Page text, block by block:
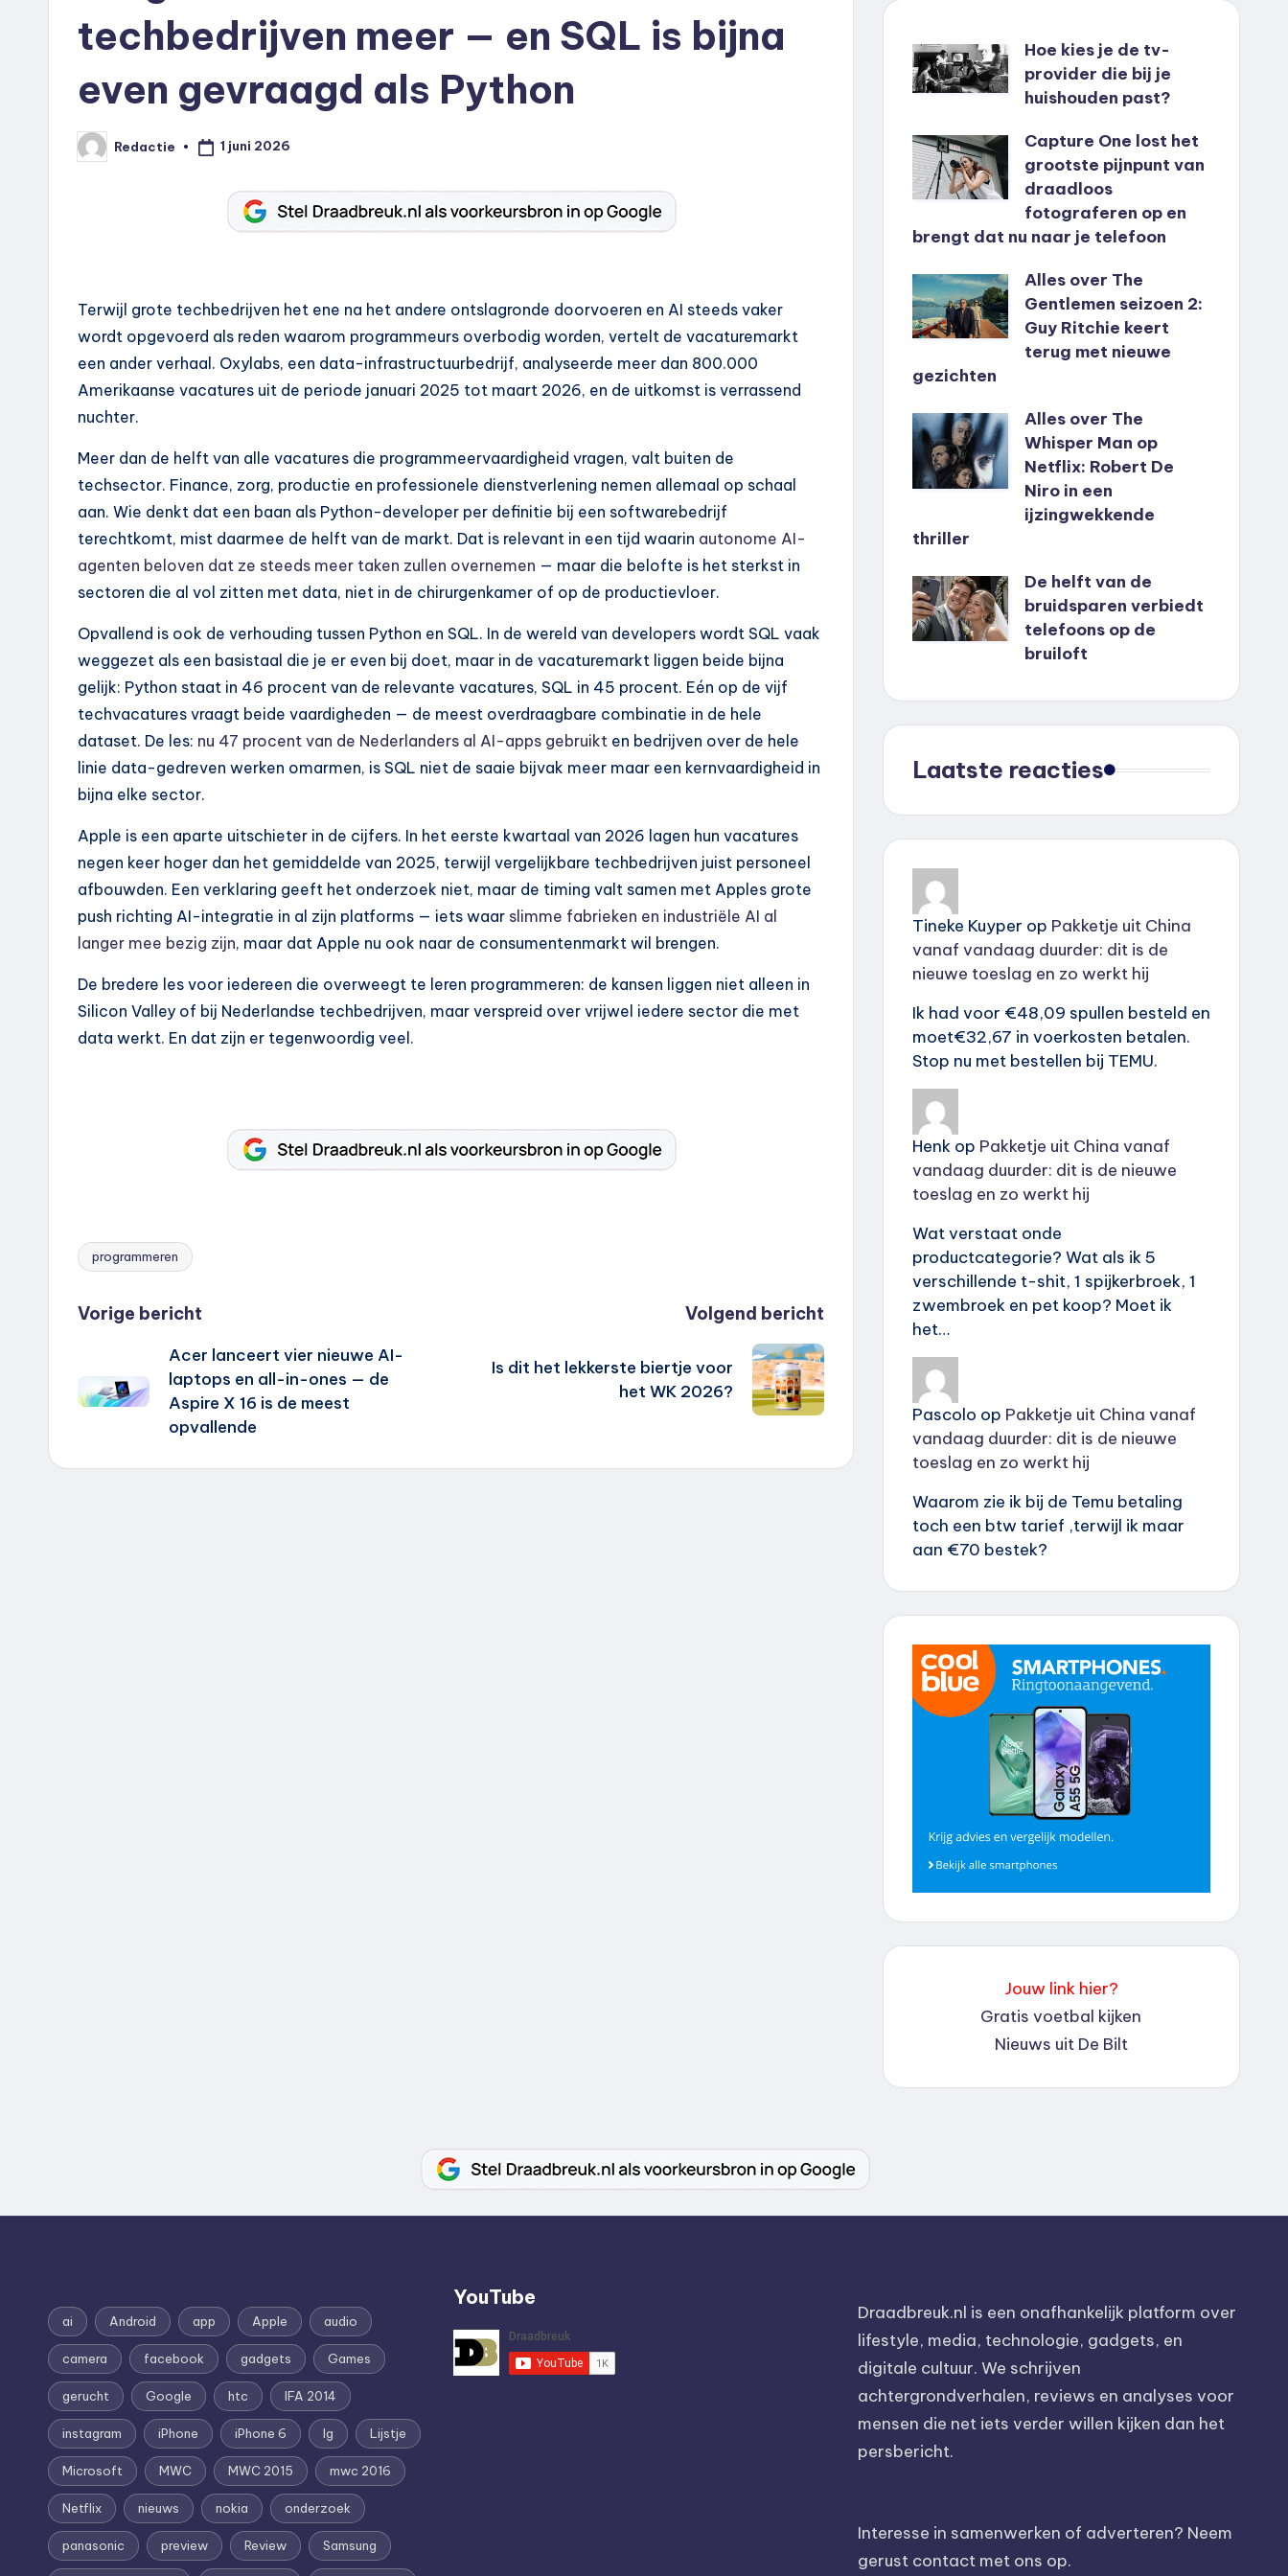
techbedrijven meer — en SQL is bijna
even gevraagd als Python
Geplaatst
door
Redactie 1 juni 2026
Terwijl grote techbedrijven het ene na het andere ontslagronde doorvoeren en AI steeds vaker
wordt opgevoerd als reden waarom programmeurs overbodig worden, vertelt de vacaturemarkt
een ander verhaal. Oxylabs, een data-infrastructuurbedrijf, analyseerde meer dan 800.000
Amerikaanse vacatures uit de periode januari 2025 tot maart 2026, en de uitkomst is verrassend
nuchter.
Meer dan de helft van alle vacatures die programmeervaardigheid vragen, valt buiten de
techsector. Finance, zorg, productie en professionele dienstverlening nemen allemaal op schaal
aan. Wie denkt dat een baan als Python-developer per definitie bij een softwarebedrijf
terechtkomt, mist daarmee de helft van de markt. Dat is relevant in een tijd waarin autonome AI-
agenten beloven dat ze steeds meer taken zullen overnemen — maar die belofte is het sterkst in
sectoren die al vol zitten met data, niet in de chirurgenkamer of op de productievloer.
Opvallend is ook de verhouding tussen Python en SQL. In de wereld van developers wordt SQL vaak
weggezet als een basistaal die je er even bij doet, maar in de vacaturemarkt liggen beide bijna
gelijk: Python staat in 46 procent van de relevante vacatures, SQL in 45 procent. Eén op de vijf
techvacatures vraagt beide vaardigheden — de meest overdraagbare combinatie in de hele
dataset. De les: nu 47 procent van de Nederlanders al AI-apps gebruikt en bedrijven over de hele
linie data-gedreven werken omarmen, is SQL niet de saaie bijvak meer maar een kernvaardigheid in
bijna elke sector.
Apple is een aparte uitschieter in de cijfers. In het eerste kwartaal van 2026 lagen hun vacatures
negen keer hoger dan het gemiddelde van 2025, terwijl vergelijkbare techbedrijven juist personeel
afbouwden. Een verklaring geeft het onderzoek niet, maar de timing valt samen met Apples grote
push richting AI-integratie in al zijn platforms — iets waar slimme fabrieken en industriële AI al
langer mee bezig zijn, maar dat Apple nu ook naar de consumentenmarkt wil brengen.
De bredere les voor iedereen die overweegt te leren programmeren: de kansen liggen niet alleen in
Silicon Valley of bij Nederlandse techbedrijven, maar verspreid over vrijwel iedere sector die met
data werkt. En dat zijn er tegenwoordig veel.
Tags:
programmeren
Bericht
navigatie
Vorige bericht
Acer lanceert vier nieuwe AI-
laptops en all-in-ones — de
Aspire X 16 is de meest
opvallende
Volgend bericht
Is dit het lekkerste biertje voor
het WK 2026?
Hoe kies je de tv-
provider die bij je
huishouden past?
Capture One lost het
grootste pijnpunt van
draadloos
fotograferen op en
brengt dat nu naar je telefoon
Alles over The
Gentlemen seizoen 2:
Guy Ritchie keert
terug met nieuwe
gezichten
Alles over The
Whisper Man op
Netflix: Robert De
Niro in een
ijzingwekkende
thriller
De helft van de
bruidsparen verbiedt
telefoons op de
bruiloft
Laatste reacties
Tineke Kuyper op Pakketje uit China
vanaf vandaag duurder: dit is de
nieuwe toeslag en zo werkt hij
Ik had voor €48,09 spullen besteld en
moet€32,67 in voerkosten betalen.
Stop nu met bestellen bij TEMU.
Henkop Pakketje uit China vanaf
vandaag duurder: dit is de nieuwe
toeslag en zo werkt hij
Wat verstaat onde
productcategorie? Wat als ik 5
verschillende t-shit, 1 spijkerbroek, 1
zwembroek en pet koop? Moet ik
het…
Pascolo op Pakketje uit China vanaf
vandaag duurder: dit is de nieuwe
toeslag en zo werkt hij
Waarom zie ik bij de Temu betaling
toch een btw tarief ,terwijl ik maar
aan €70 bestek?
Jouw link hier?
Gratis voetbal kijken
Nieuws uit De Bilt
ai Android app Apple audio
camera facebook gadgets Games
gerucht Google htc IFA 2014
instagram iPhone iPhone 6 lg Lijstje
Microsoft MWC MWC 2015 mwc 2016
Netflix nieuws nokia onderzoek
panasonic preview Review Samsung
YouTube
Draadbreuk.nl is een onafhankelijk platform over
lifestyle, media, technologie, gadgets, en
digitale cultuur. We schrijven
achtergrondverhalen, reviews en analyses voor
mensen die net iets verder willen kijken dan het
persbericht.
Interesse in samenwerken of adverteren? Neem
gerust contact met ons op.